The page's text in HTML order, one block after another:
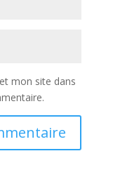
mon site dans